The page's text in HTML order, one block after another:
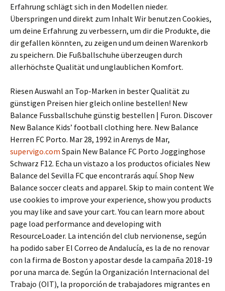
Erfahrung schlägt sich in den Modellen nieder.
Überspringen und direkt zum Inhalt Wir benutzen Cookies,
um deine Erfahrung zu verbessern, um dir die Produkte, die
dir gefallen könnten, zu zeigen und um deinen Warenkorb
zu speichern. Die Fußballschuhe überzeugen durch
allerhöchste Qualität und unglaublichen Komfort.
Riesen Auswahl an Top-Marken in bester Qualität zu
günstigen Preisen hier gleich online bestellen! New
Balance Fussballschuhe günstig bestellen | Furon. Discover
New Balance Kids’ football clothing here. New Balance
Herren FC Porto. Mar 28, 1992 in Arenys de Mar,
supervigo.com Spain New Balance FC Porto Jogginghose
Schwarz F12. Echa un vistazo a los productos oficiales New
Balance del Sevilla FC que encontrarás aquí. Shop New
Balance soccer cleats and apparel. Skip to main content We
use cookies to improve your experience, show you products
you may like and save your cart. You can learn more about
page load performance and developing with
ResourceLoader. La intención del club nervionense, según
ha podido saber El Correo de Andalucía, es la de no renovar
con la firma de Boston y apostar desde la campaña 2018-19
por una marca de. Según la Organización Internacional del
Trabajo (OIT), la proporción de trabajadores migrantes en